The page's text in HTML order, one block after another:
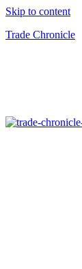
Skip to content
Trade Chronicle